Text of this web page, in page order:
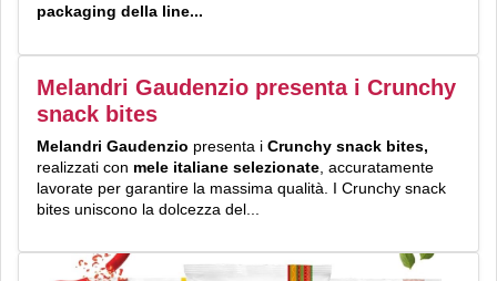
packaging della line...
Melandri Gaudenzio presenta i Crunchy
snack bites
Melandri Gaudenzio presenta i Crunchy snack bites,
realizzati con mele italiane selezionate , accuratamente
lavorate per garantire la massima qualità. I Crunchy snack
bites uniscono la dolcezza del...